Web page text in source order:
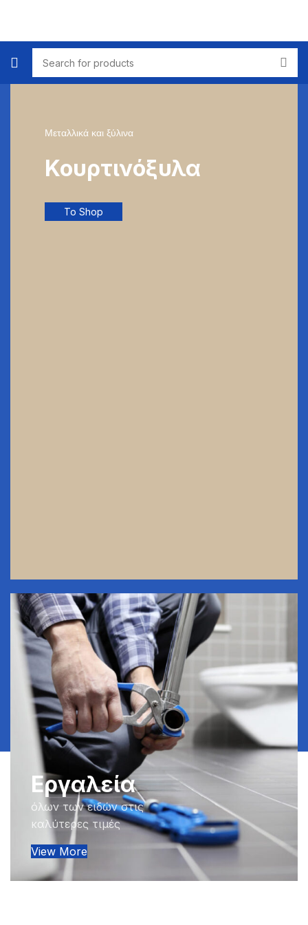
Μεταλλικά και ξύλινα
Κουρτινόξυλα
To Shop
Εργαλεία
όλων των ειδών στις
καλύτερες τιμές
View More